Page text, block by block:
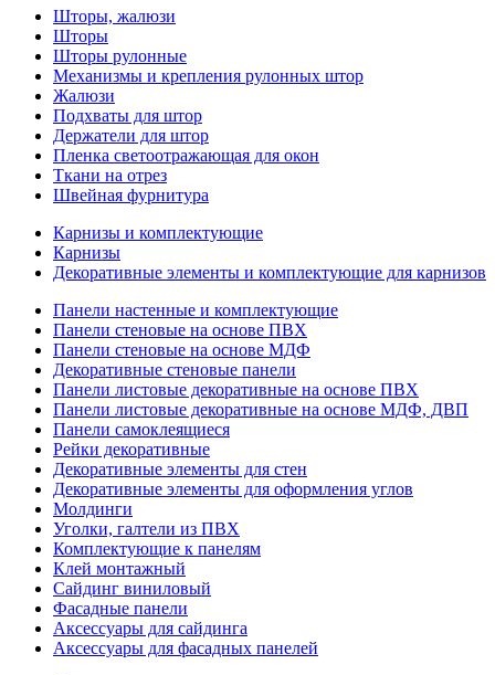
Шторы, жалюзи
Шторы
Шторы рулонные
Механизмы и крепления рулонных штор
Жалюзи
Подхваты для штор
Держатели для штор
Пленка светоотражающая для окон
Ткани на отрез
Швейная фурнитура
Карнизы и комплектующие
Карнизы
Декоративные элементы и комплектующие для карнизов
Панели настенные и комплектующие
Панели стеновые на основе ПВХ
Панели стеновые на основе МДФ
Декоративные стеновые панели
Панели листовые декоративные на основе ПВХ
Панели листовые декоративные на основе МДФ, ДВП
Панели самоклеящиеся
Рейки декоративные
Декоративные элементы для стен
Декоративные элементы для оформления углов
Молдинги
Уголки, галтели из ПВХ
Комплектующие к панелям
Клей монтажный
Сайдинг виниловый
Фасадные панели
Аксессуары для сайдинга
Аксессуары для фасадных панелей